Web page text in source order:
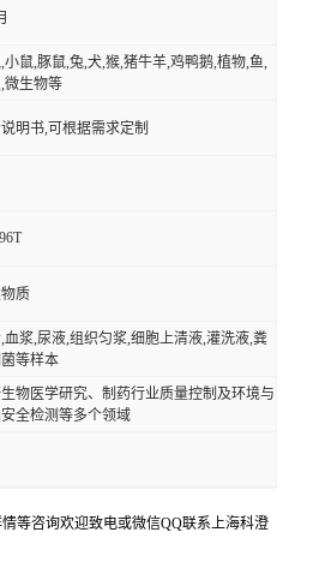
小鼠,豚鼠,兔,犬,猴,猪牛羊,鸡鸭鹅,植物,鱼,
微生物等
明书,可根据需求定制
质
血浆,尿液,组织匀浆,细胞上清液,灌洗液,粪
等样本
物医学研究、制药行业质量控制及环境与
全检测等多个领域
等咨询欢迎致电或微信QQ联系上海科澄